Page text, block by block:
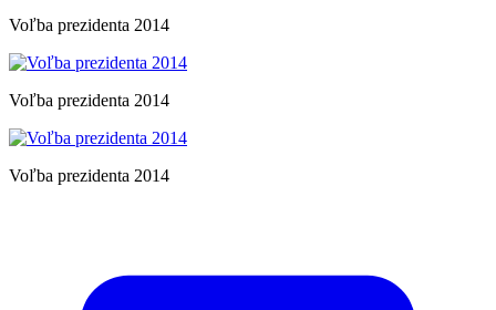
Voľba prezidenta 2014
Voľba prezidenta 2014
Voľba prezidenta 2014